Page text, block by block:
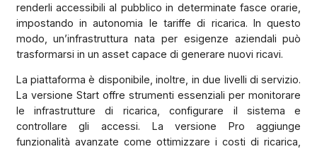
renderli accessibili al pubblico in determinate fasce orarie,
impostando in autonomia le tariffe di ricarica. In questo
modo, un’infrastruttura nata per esigenze aziendali può
trasformarsi in un asset capace di generare nuovi ricavi.
La piattaforma è disponibile, inoltre, in due livelli di servizio.
La versione Start offre strumenti essenziali per monitorare
le infrastrutture di ricarica, configurare il sistema e
controllare gli accessi. La versione Pro aggiunge
funzionalità avanzate come ottimizzare i costi di ricarica,